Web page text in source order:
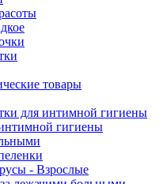
товары
для интимной гигиены
гигиены
- Взрослые